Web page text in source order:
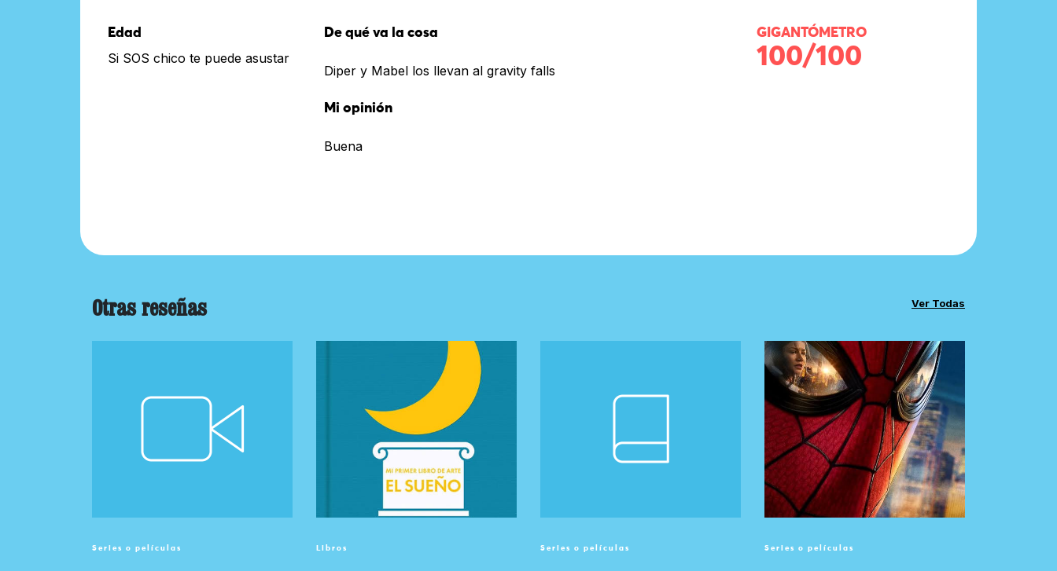
Edad
Si SOS chico te puede asustar
De qué va la cosa
Diper y Mabel los llevan al gravity falls
Mi opinión
Buena
GIGANTÓMETRO
100/100
Otras reseñas Ver Todas
Series o películas Libros Series o películas Series o películas